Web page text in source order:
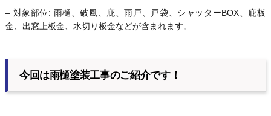
– 対象部位: 雨樋、破風、庇、雨戸、戸袋、シャッターBOX、庇板
金、出窓上板金、水切り板金などが含まれます。
今回は雨樋塗装工事のご紹介です！